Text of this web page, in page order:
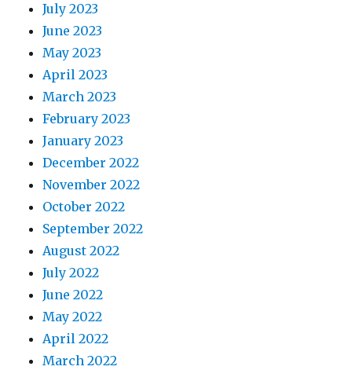
July 2023
June 2023
May 2023
April 2023
March 2023
February 2023
January 2023
December 2022
November 2022
October 2022
September 2022
August 2022
July 2022
June 2022
May 2022
April 2022
March 2022